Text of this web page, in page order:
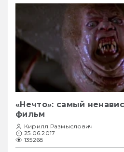
«Нечто»: самый
фильм
Кирилл Размыслович
25.06.2017
135268